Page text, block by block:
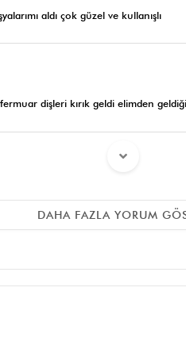
aldı çok güzel ve kullanışlı
dişleri kırık geldi elimden
DAHA FAZLA YORUM